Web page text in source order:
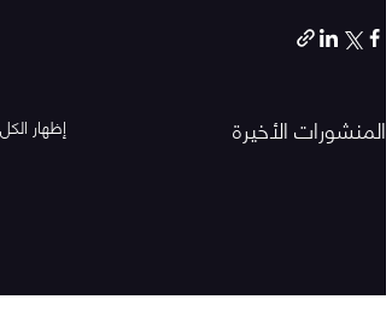
المنشورات الأخيرة إظهار الكل